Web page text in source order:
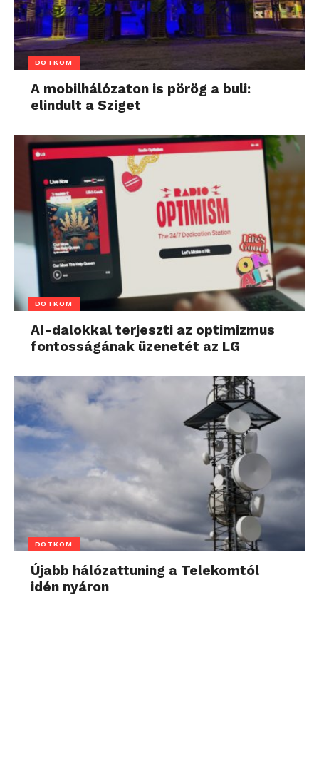
DOTKOM
A mobilhálózaton is pörög a buli:
elindult a Sziget
DOTKOM
AI-dalokkal terjeszti az optimizmus
fontosságának üzenetét az LG
DOTKOM
Újabb hálózattuning a Telekomtól
idén nyáron